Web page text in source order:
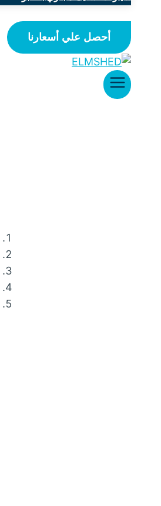
أحصل علي أسعارنا